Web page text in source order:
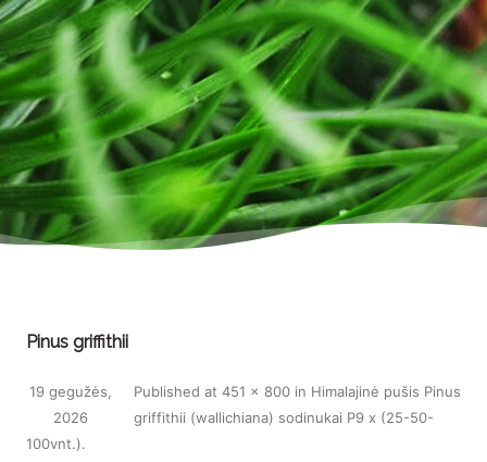
Pinus griffithii
Published
19 gegužės,
2026
at 451 × 800 in Himalajinė pušis Pinus
griffithii (wallichiana) sodinukai P9 x (25-50-
100vnt.).